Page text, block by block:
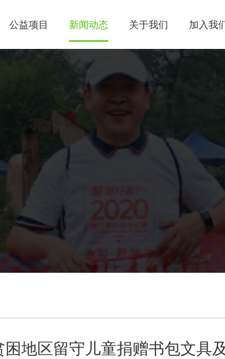
公益项目 新闻动态 关于我们 加入我
地区留守儿童捐赠书包文具